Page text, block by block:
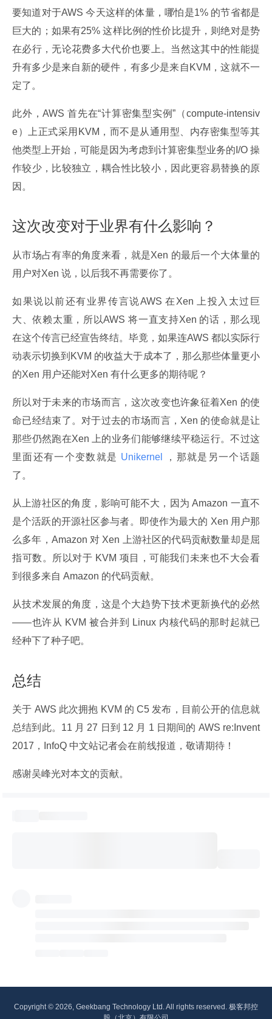
要知道对于AWS 今天这样的体量，哪怕是1% 的节省都是
巨大的；如果有25% 这样比例的性价比提升，则绝对是势
在必行，无论花费多大代价也要上。当然这其中的性能提
升有多少是来自新的硬件，有多少是来自KVM，这就不一
定了。
此外，AWS 首先在“计算密集型实例”（compute-intensiv
e）上正式采用KVM，而不是从通用型、内存密集型等其
他类型上开始，可能是因为考虑到计算密集型业务的I/O 操
作较少，比较独立，耦合性比较小，因此更容易替换的原
因。
这次改变对于业界有什么影响？
从市场占有率的角度来看，就是Xen 的最后一个大体量的
用户对Xen 说，以后我不再需要你了。
如果说以前还有业界传言说AWS 在Xen 上投入太过巨
大、依赖太重，所以AWS 将一直支持Xen 的话，那么现
在这个传言已经宣告终结。毕竟，如果连AWS 都以实际行
动表示切换到KVM 的收益大于成本了，那么那些体量更小
的Xen 用户还能对Xen 有什么更多的期待呢？
所以对于未来的市场而言，这次改变也许象征着Xen 的使
命已经结束了。对于过去的市场而言，Xen 的使命就是让
那些仍然跑在Xen 上的业务们能够继续平稳运行。不过这
里面还有一个变数就是 Unikernel
，那就是另一个话题
了。
从上游社区的角度，影响可能不大，因为 Amazon 一直不
是个活跃的开源社区参与者。即使作为最大的 Xen 用户那
么多年，Amazon 对 Xen 上游社区的代码贡献数量却是屈
指可数。所以对于 KVM 项目，可能我们未来也不大会看
到很多来自 Amazon 的代码贡献。
从技术发展的角度，这是个大趋势下技术更新换代的必然
——也许从 KVM 被合并到 Linux 内核代码的那时起就已
经种下了种子吧。
总结
关于 AWS 此次拥抱 KVM 的 C5 发布，目前公开的信息就
总结到此。11 月 27 日到 12 月 1 日期间的 AWS re:Invent
2017，InfoQ 中文站记者会在前线报道，敬请期待！
感谢吴峰光对本文的贡献。
Copyright © 2026, Geekbang Technology Ltd. All rights reserved. 极客邦控